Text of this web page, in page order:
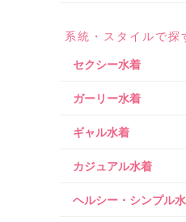
系統・スタイルで探
セクシー水着
ガーリー水着
ギャル水着
カジュアル水着
ヘルシー・シンプル